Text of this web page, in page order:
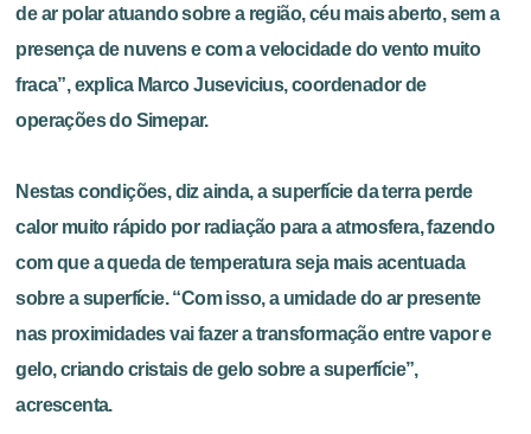
de ar polar atuando sobre a região, céu mais aberto, sem a
presença de nuvens e com a velocidade do vento muito
fraca”, explica Marco Jusevicius, coordenador de
operações do Simepar.
Nestas condições, diz ainda, a superfície da terra perde
calor muito rápido por radiação para a atmosfera, fazendo
com que a queda de temperatura seja mais acentuada
sobre a superfície. “Com isso, a umidade do ar presente
nas proximidades vai fazer a transformação entre vapor e
gelo, criando cristais de gelo sobre a superfície”,
acrescenta.